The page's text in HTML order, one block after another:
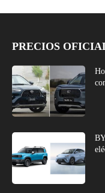
PRECIOS